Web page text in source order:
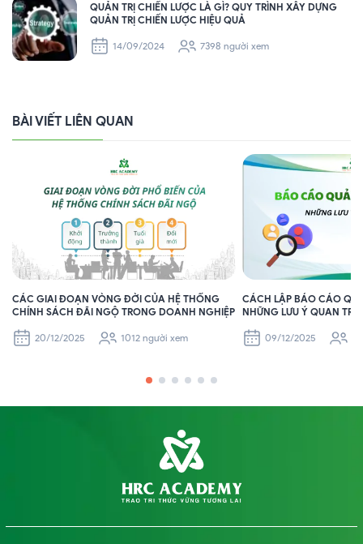
QUẢN TRỊ CHIẾN LƯỢC LÀ GÌ? QUY TRÌNH XÂY DỰNG
QUẢN TRỊ CHIẾN LƯỢC HIỆU QUẢ
14/09/2024 7398 người xem
BÀI VIẾT LIÊN QUAN
CÁC GIAI ĐOẠN VÒNG ĐỜI CỦA HỆ THỐNG
CHÍNH SÁCH ĐÃI NGỘ TRONG DOANH NGHIỆP
20/12/2025 1012 người xem
CÁCH LẬP BÁO CÁO
NHỮNG LƯU Ý QUAN
09/12/2025